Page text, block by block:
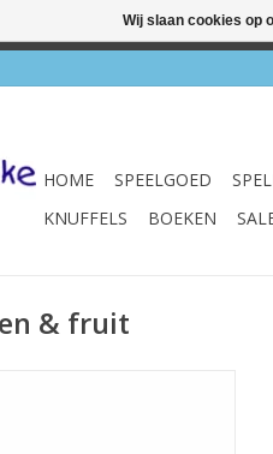
HOME SPEELGOED
KNUFFELS
BOEKEN
& fruit
Wij slaan cookies op
✔ Winkel &